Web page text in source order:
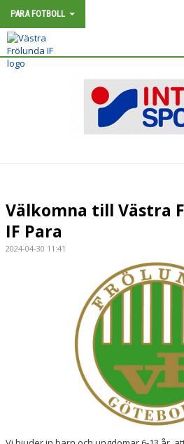
PARA FOTBOLL
HEM
DOKUMENT
Välkomna till Västra
IF Para
2024-04-30 11:41